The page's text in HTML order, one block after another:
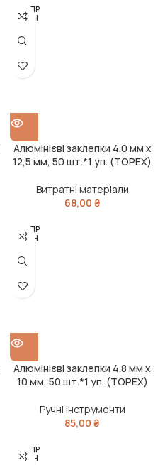
РОЗПР
ОДАН
Алюмінієві заклепки 4.0 мм х
12,5 мм, 50 шт.*1 уп. (TOPEX)
Витратні матеріали
68,00 ₴
РОЗПР
ОДАН
Алюмінієві заклепки 4.8 мм х
10 мм, 50 шт.*1 уп. (TOPEX)
Ручні інструменти
85,00 ₴
РОЗПР
ОДАН